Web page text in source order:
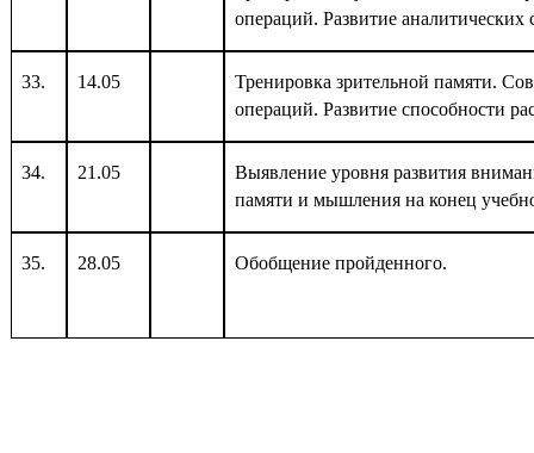
операций. Развитие аналитических
33. 14.05
Тренировка зрительной памяти.
операций. Развитие способности
34. 21.05
Выявление уровня развития
памяти и мышления на конец
35. 28.05 Обобщение пройденного.